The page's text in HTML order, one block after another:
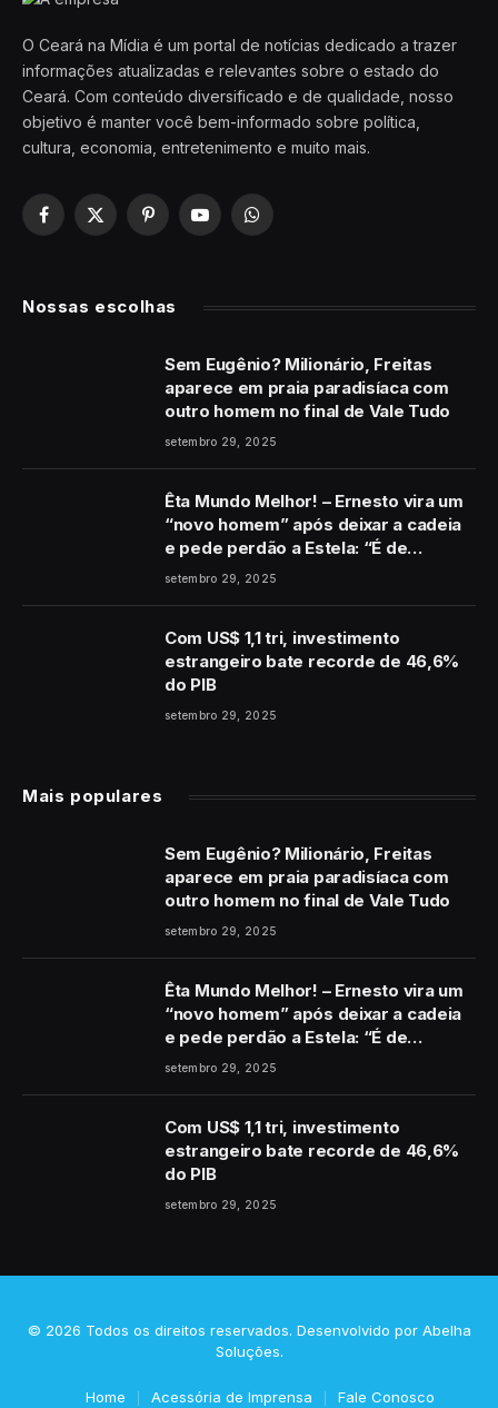
O Ceará na Mídia é um portal de notícias dedicado a trazer
informações atualizadas e relevantes sobre o estado do
Ceará. Com conteúdo diversificado e de qualidade, nosso
objetivo é manter você bem-informado sobre política,
cultura, economia, entretenimento e muito mais.
Facebook
X
PinterestYouTubeWhatsApp
Nossas escolhas
Sem Eugênio? Milionário, Freitas
aparece em praia paradisíaca com
outro homem no final de Vale Tudo
setembro 29, 2025
Êta Mundo Melhor! – Ernesto vira um
“novo homem” após deixar a cadeia
e pede perdão a Estela: “É de
coração”
setembro 29, 2025
Com US$ 1,1 tri, investimento
estrangeiro bate recorde de 46,6%
do PIB
setembro 29, 2025
Mais populares
Sem Eugênio? Milionário, Freitas
aparece em praia paradisíaca com
outro homem no final de Vale Tudo
setembro 29, 2025
Êta Mundo Melhor! – Ernesto vira um
“novo homem” após deixar a cadeia
e pede perdão a Estela: “É de
coração”
setembro 29, 2025
Com US$ 1,1 tri, investimento
estrangeiro bate recorde de 46,6%
do PIB
setembro 29, 2025
© 2026 Todos os direitos reservados. Desenvolvido por Abelha
Soluções.
Home Acessória de Imprensa Fale Conosco